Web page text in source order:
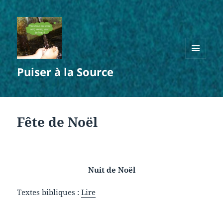
Puiser à la Source
MENU
ET
WIDGETS
Fête de Noël
Nuit de Noël
Textes bibliques :Lire